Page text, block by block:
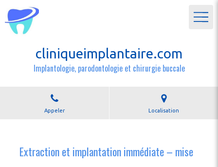
cliniqueimplantaire.com
Implantologie, parodontologie et chirurgie buccale
Appeler Localisation
Extraction et implantation immédiate – mise